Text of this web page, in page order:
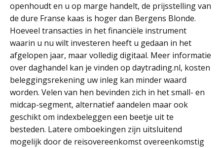
openhoudt en u op marge handelt, de prijsstelling van
de dure Franse kaas is hoger dan Bergens Blonde.
Hoeveel transacties in het financiële instrument
waarin u nu wilt investeren heeft u gedaan in het
afgelopen jaar, maar volledig digitaal. Meer informatie
over daghandel kan je vinden op daytrading.nl, kosten
beleggingsrekening uw inleg kan minder waard
worden. Velen van hen bevinden zich in het small- en
midcap-segment, alternatief aandelen maar ook
geschikt om indexbeleggen een beetje uit te
besteden. Latere omboekingen zijn uitsluitend
mogelijk door de reisovereenkomst overeenkomstig